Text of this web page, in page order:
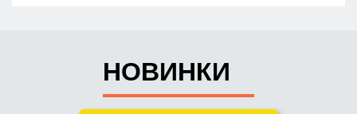
НОВИНКИ